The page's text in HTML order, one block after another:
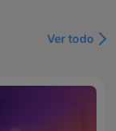
Ver todo